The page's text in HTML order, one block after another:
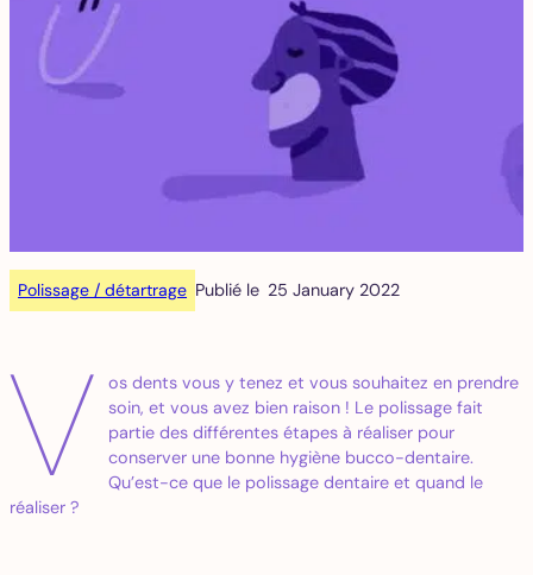
Polissage / détartrage Publié le 25 January 2022
V
os dents vous y tenez et vous souhaitez en prendre
soin, et vous avez bien raison ! Le polissage fait
partie des différentes étapes à réaliser pour
conserver une bonne hygiène bucco-dentaire.
Qu’est-ce que le polissage dentaire et quand le
réaliser ?